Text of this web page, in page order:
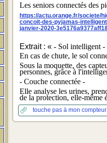
Les seniors connectés des
https://actu.orange.fr/societe/
concoit-des-pyjamas-
janvier-2020-
Extrait : « - Sol intelligent -
En cas de chute, le sol
Sous la moquette, des
personnes, grâce à
- Couche connectée -
Elle analyse les urines,
de la protection, elle-même
touche pas à mon